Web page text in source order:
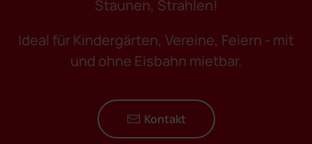
Staunen, Strahlen!
Ideal für Kindergärten, Vereine, Feiern - mit
und ohne Eisbahn mietbar.
Kontakt